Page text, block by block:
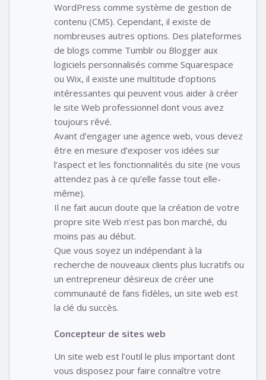
WordPress comme système de gestion de
contenu (CMS). Cependant, il existe de
nombreuses autres options. Des plateformes
de blogs comme Tumblr ou Blogger aux
logiciels personnalisés comme Squarespace
ou Wix, il existe une multitude d’options
intéressantes qui peuvent vous aider à créer
le site Web professionnel dont vous avez
toujours rêvé.
Avant d’engager une agence web, vous devez
être en mesure d’exposer vos idées sur
l’aspect et les fonctionnalités du site (ne vous
attendez pas à ce qu’elle fasse tout elle-
même).
Il ne fait aucun doute que la création de votre
propre site Web n’est pas bon marché, du
moins pas au début.
Que vous soyez un indépendant à la
recherche de nouveaux clients plus lucratifs ou
un entrepreneur désireux de créer une
communauté de fans fidèles, un site web est
la clé du succès.
Concepteur de sites web
Un site web est l’outil le plus important dont
vous disposez pour faire connaître votre